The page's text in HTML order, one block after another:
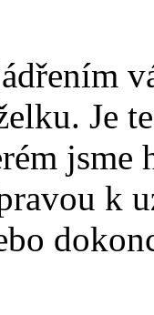
Je
k